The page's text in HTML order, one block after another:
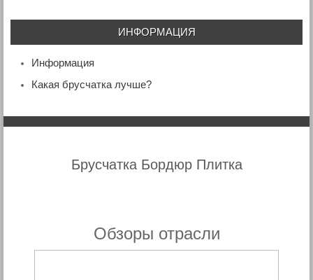
ИНФОРМАЦИЯ
Информация
Какая брусчатка лучше?
Брусчатка Бордюр Плитка
Обзоры отрасли